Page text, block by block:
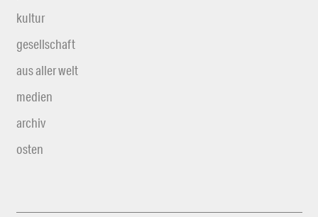
kultur
gesellschaft
aus aller welt
medien
archiv
osten